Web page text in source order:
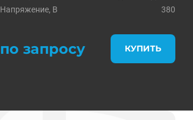
Напряжение, В
380
по запросу КУПИТЬ